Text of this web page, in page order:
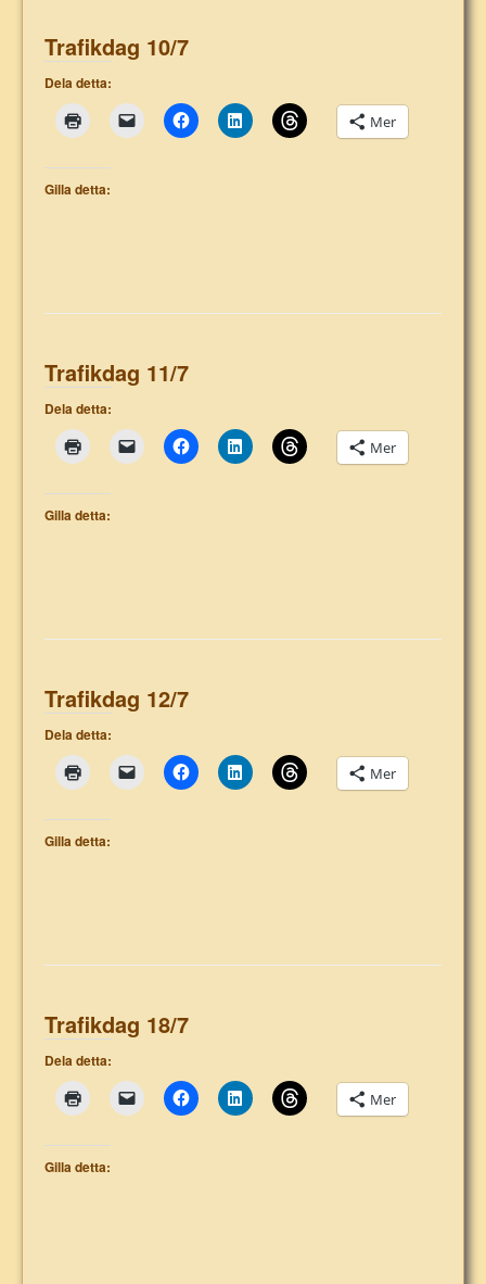
Trafikdag 10/7
Dela detta:
Mer
Gilla detta:
Trafikdag 11/7
Dela detta:
Mer
Gilla detta:
Trafikdag 12/7
Dela detta:
Mer
Gilla detta:
Trafikdag 18/7
Dela detta:
Mer
Gilla detta: